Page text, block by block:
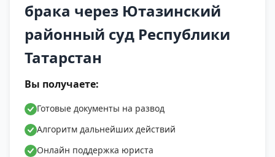
брака через Ютазинский
районный суд Республики
Татарстан
Вы получаете:
Готовые документы на развод
Алгоритм дальнейших действий
Онлайн поддержка юриста